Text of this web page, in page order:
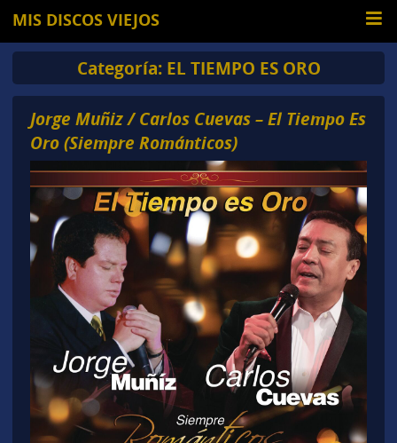
MIS DISCOS VIEJOS
Categoría: EL TIEMPO ES ORO
Jorge Muñiz / Carlos Cuevas – El Tiempo Es
Oro (Siempre Románticos)